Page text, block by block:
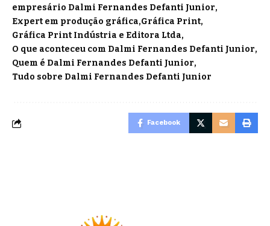
empresário Dalmi Fernandes Defanti Junior
Expert em produção gráfica Gráfica Print
Gráfica Print Indústria e Editora Ltda
O que aconteceu com Dalmi Fernandes Defanti Junior
Quem é Dalmi Fernandes Defanti Junior
Tudo sobre Dalmi Fernandes Defanti Junior
Facebook